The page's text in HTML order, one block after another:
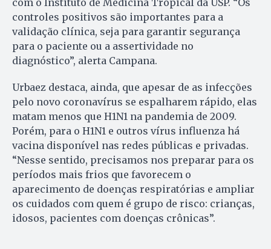
com o Instituto de Medicina Tropical da USP. “Os
controles positivos são importantes para a
validação clínica, seja para garantir segurança
para o paciente ou a assertividade no
diagnóstico”, alerta Campana.
Urbaez destaca, ainda, que apesar de as infecções
pelo novo coronavírus se espalharem rápido, elas
matam menos que H1N1 na pandemia de 2009.
Porém, para o H1N1 e outros vírus influenza há
vacina disponível nas redes públicas e privadas.
“Nesse sentido, precisamos nos preparar para os
períodos mais frios que favorecem o
aparecimento de doenças respiratórias e ampliar
os cuidados com quem é grupo de risco: crianças,
idosos, pacientes com doenças crônicas”.